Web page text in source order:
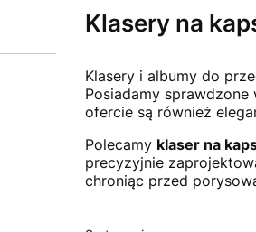
Klasery na
Klasery i albumy do
Posiadamy
ofercie są również
Polecamy klaser na
precyzyjnie
chroniąc przed